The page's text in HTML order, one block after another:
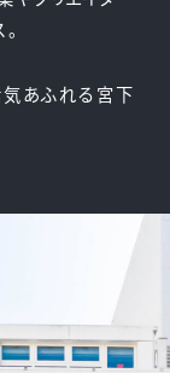
あふれる宮下